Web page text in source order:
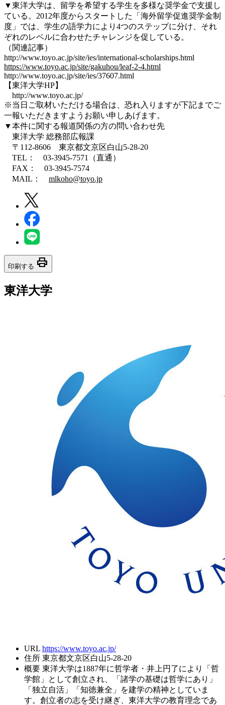
▼東洋大学は、留学を希望する学生を多様な奨学金で支援し
ている。2012年度からスタートした「海外留学促進奨学金制
度」では、学生の語学力により4つのステップに分け、それ
ぞれのレベルに合わせたチャレンジを促している。
（関連記事）
http://www.toyo.ac.jp/site/ies/international-scholarships.html
https://www.toyo.ac.jp/site/gakuhou/leaf-2-4.html
http://www.toyo.ac.jp/site/ies/37607.html
【東洋大学HP】
http://www.toyo.ac.jp/
※当日ご取材いただける場合は、恐れ入りますが下記までご
一報いただきますようお願い申しあげます。
▼本件に関する報道関係の方の問い合わせ先
東洋大学 総務部広報課
〒112-8606 東京都文京区白山5-28-20
TEL： 03-3945-7571（直通）
FAX： 03-3945-7574
MAIL： mlkoho@toyo.jp
印刷する print
東洋大学
URL https://www.toyo.ac.jp/
住所 東京都文京区白山5-28-20
概要 東洋大学は1887年に哲学者・井上円了により「哲
学館」として創立され、「諸学の基礎は哲学にあり」
「独立自活」「知徳兼全」を建学の精神としていま
す。創立者の志を受け継ぎ、東洋大学の教育理念であ